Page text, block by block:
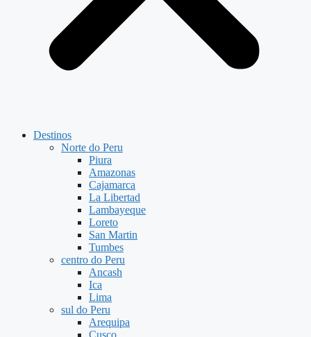
Destinos
Norte do Peru
Piura
Amazonas
Cajamarca
La Libertad
Lambayeque
Loreto
San Martin
Tumbes
centro do Peru
Ancash
Ica
Lima
sul do Peru
Arequipa
Cusco